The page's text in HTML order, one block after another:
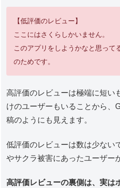
【低評価のレビュー】
ここにはさくらしかいません。
このアプリをしようかなと思って
のためです。
高評価のレビューは極端に短い
けのユーザーもいることから、
稿のようにも見えます。
低評価のレビューは数は少ない
やサクラ被害にあったユーザー
高評価レビューの裏側は、実は